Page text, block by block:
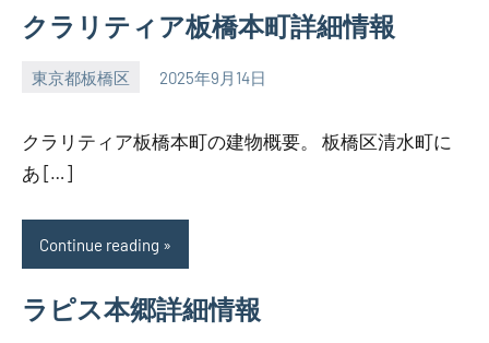
クラリティア板橋本町詳細情報
東京都板橋区 2025年9月14日
SEZIMO
クラリティア板橋本町の建物概要。 板橋区清水町に
あ […]
Continue reading
ラピス本郷詳細情報